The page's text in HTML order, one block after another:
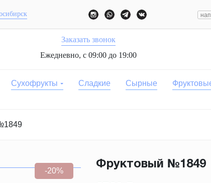
Заказать звонок
Ежедневно, с 09:00 до 19:00
Сухофрукты Сладкие Сырные
-20%
Фруктовый №1849